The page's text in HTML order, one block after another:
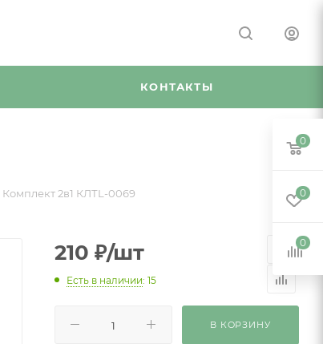
КОНТАКТЫ
Комплект 2в1 КЛТL-0069
210 ₽/шт
Есть в наличии: 15
В КОРЗИНУ
0
0
0